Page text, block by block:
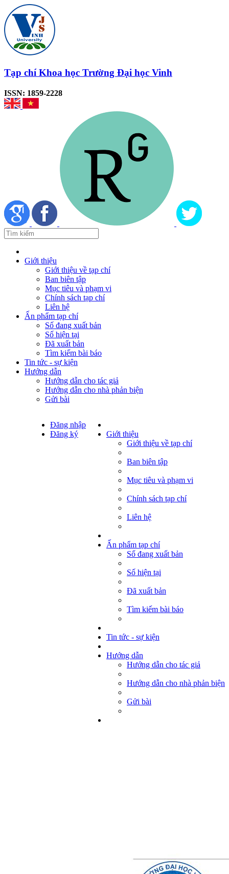
Tạp chí Khoa học Trường Đại học Vinh
ISSN: 1859-2228
Giới thiệu
Giới thiệu về tạp chí
Ban biên tập
Mục tiêu và phạm vi
Chính sách tạp chí
Liên hệ
Ấn phẩm tạp chí
Số đang xuất bản
Số hiện tại
Đã xuất bản
Tìm kiếm bài báo
Tin tức - sự kiện
Hướng dẫn
Hướng dẫn cho tác giả
Hướng dẫn cho nhà phản biện
Gửi bài
Giới thiệu
Giới thiệu về tạp chí
Ban biên tập
Mục tiêu và phạm vi
Chính sách tạp chí
Liên hệ
Ấn phẩm tạp chí
Số đang xuất bản
Số hiện tại
Đã xuất bản
Tìm kiếm bài báo
Tin tức - sự kiện
Hướng dẫn
Hướng dẫn cho tác giả
Hướng dẫn cho nhà phản biện
Gửi bài
Đăng nhập
Đăng ký